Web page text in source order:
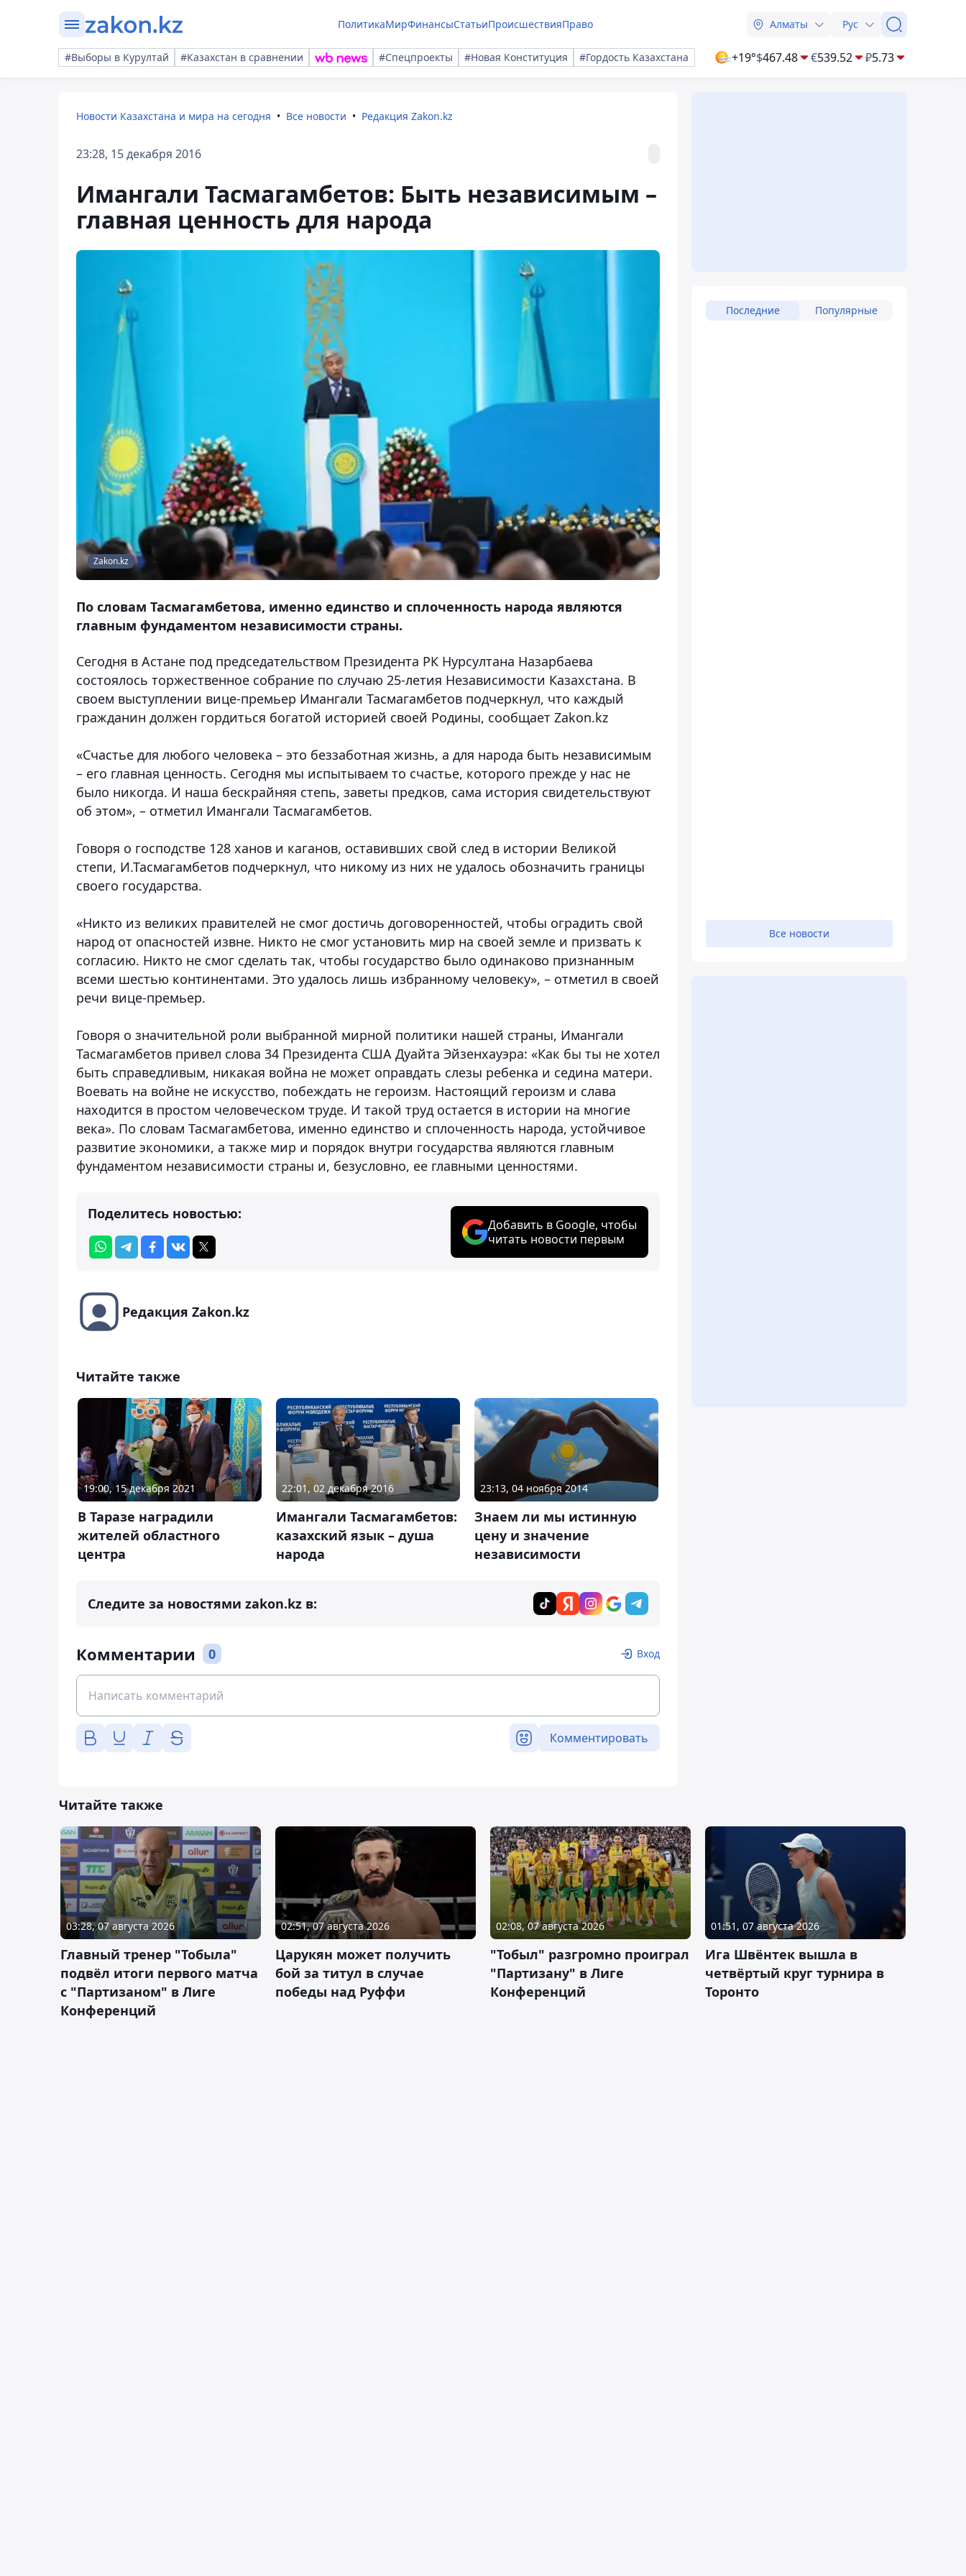
ПолитикаМирФинансыСтатьиПроисшествияПраво Алматы Рус
#Выборы в Курултай #Казахстан в сравнении #Спецпроекты #Новая Конституция #Гордость Казахстана +19°$467.48 €539.52 ₽5.73
Новости Казахстана и мира на сегодня Все новости Редакция Zakon.kz
23:28, 15 декабря 2016
Имангали Тасмагамбетов: Быть независимым –
главная ценность для народа
Zakon.kz
По словам Тасмагамбетова, именно единство и сплоченность народа являются
главным фундаментом независимости страны.
Сегодня в Астане под председательством Президента РК Нурсултана Назарбаева
состоялось торжественное собрание по случаю 25-летия Независимости Казахстана. В
своем выступлении вице-премьер Имангали Тасмагамбетов подчеркнул, что каждый
гражданин должен гордиться богатой историей своей Родины, сообщает Zakon.kz
«Счастье для любого человека – это беззаботная жизнь, а для народа быть независимым
– его главная ценность. Сегодня мы испытываем то счастье, которого прежде у нас не
было никогда. И наша бескрайняя степь, заветы предков, сама история свидетельствуют
об этом», – отметил Имангали Тасмагамбетов.
Говоря о господстве 128 ханов и каганов, оставивших свой след в истории Великой
степи, И.Тасмагамбетов подчеркнул, что никому из них не удалось обозначить границы
своего государства.
«Никто из великих правителей не смог достичь договоренностей, чтобы оградить свой
народ от опасностей извне. Никто не смог установить мир на своей земле и призвать к
согласию. Никто не смог сделать так, чтобы государство было одинаково признанным
всеми шестью континентами. Это удалось лишь избранному человеку», – отметил в своей
речи вице-премьер.
Говоря о значительной роли выбранной мирной политики нашей страны, Имангали
Тасмагамбетов привел слова 34 Президента США Дуайта Эйзенхауэра: «Как бы ты не хотел
быть справедливым, никакая война не может оправдать слезы ребенка и седина матери.
Воевать на войне не искусство, побеждать не героизм. Настоящий героизм и слава
находится в простом человеческом труде. И такой труд остается в истории на многие
века». По словам Тасмагамбетова, именно единство и сплоченность народа, устойчивое
развитие экономики, а также мир и порядок внутри государства являются главным
фундаментом независимости страны и, безусловно, ее главными ценностями.
Поделитесь новостью:
Добавить в Google, чтобы
читать новости первым
Редакция Zakon.kz
Читайте также
19:00, 15 декабря 2021
В Таразе наградили
жителей областного
центра
22:01, 02 декабря 2016
Имангали Тасмагамбетов:
казахский язык – душа
народа
23:13, 04 ноября 2014
Знаем ли мы истинную
цену и значение
независимости
Следите за новостями zakon.kz в:
Комментарии 0 Вход
Комментировать
Последние Популярные
Все новости
Читайте также
03:28, 07 августа 2026
Главный тренер "Тобыла"
подвёл итоги первого матча
с "Партизаном" в Лиге
Конференций
02:51, 07 августа 2026
Царукян может получить
бой за титул в случае
победы над Руффи
02:08, 07 августа 2026
"Тобыл" разгромно проиграл
"Партизану" в Лиге
Конференций
01:51, 07 августа 2026
Ига Швёнтек вышла в
четвёртый круг турнира в
Торонто